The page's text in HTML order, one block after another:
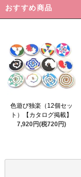
おすすめ商品
色遊び独楽（12個セッ
ト）【カタログ掲載】
7,920円(税720円)